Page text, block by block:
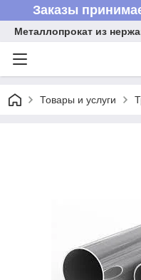
Заказы
Металлопрокат из
Товары и услуги